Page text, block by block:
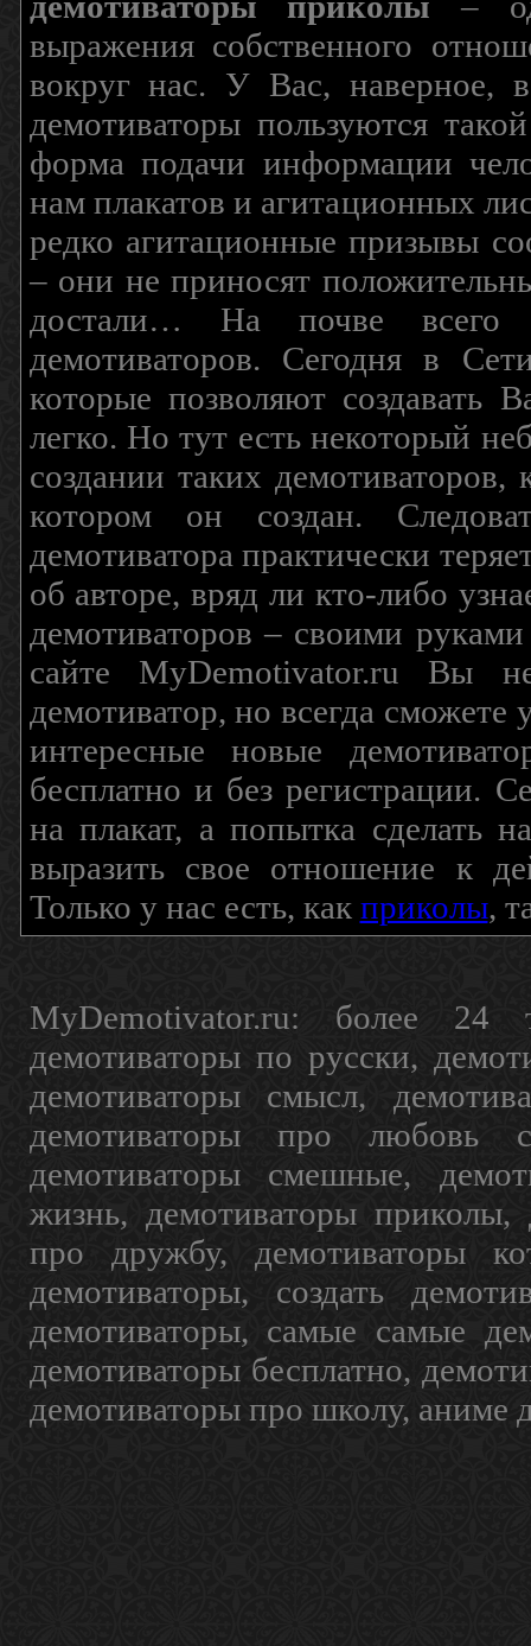
выражения собственного
вокруг нас. У Вас, наверное,
демотиваторы пользуются
форма подачи информации
нам плакатов и агитационных
редко агитационные призывы
– они не приносят
достали… На почве всего
демотиваторов. Сегодня в
которые позволяют создавать
легко. Но тут есть некоторый
создании таких
котором он создан.
демотиватора практически
об авторе, вряд ли кто-либо
демотиваторов – своими
сайте MyDemotivator.ru Вы
демотиватор, но всегда сможете
интересные новые
бесплатно и без регистрации.
на плакат, а попытка
выразить свое отношение к
Только у нас есть, как приколы,
MyDemotivator.ru: более 24
демотиваторы по русски,
демотиваторы смысл,
демотиваторы про любовь
демотиваторы смешные,
жизнь, демотиваторы приколы,
про дружбу, демотиваторы
демотиваторы, создать
демотиваторы, самые самые
демотиваторы бесплатно,
демотиваторы про школу, аниме